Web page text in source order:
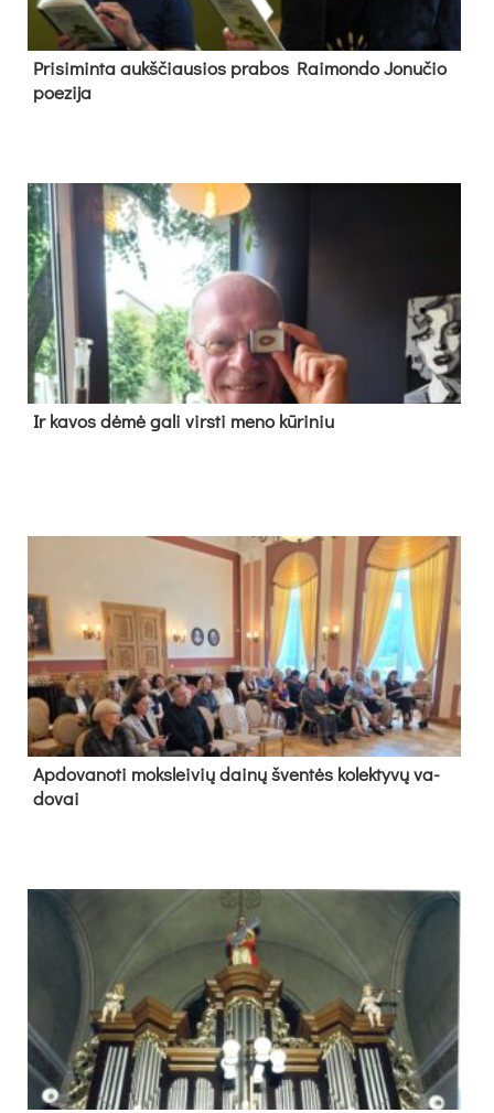
Pri­si­min­ta aukš­čiau­sios pra­bos Rai­mon­do Jo­nu­čio
poe­zi­ja
Ir ka­vos dė­mė ga­li virs­ti me­no kū­ri­niu
Ap­do­va­no­ti moks­lei­vių dai­nų šven­tės ko­lek­ty­vų va­
do­vai